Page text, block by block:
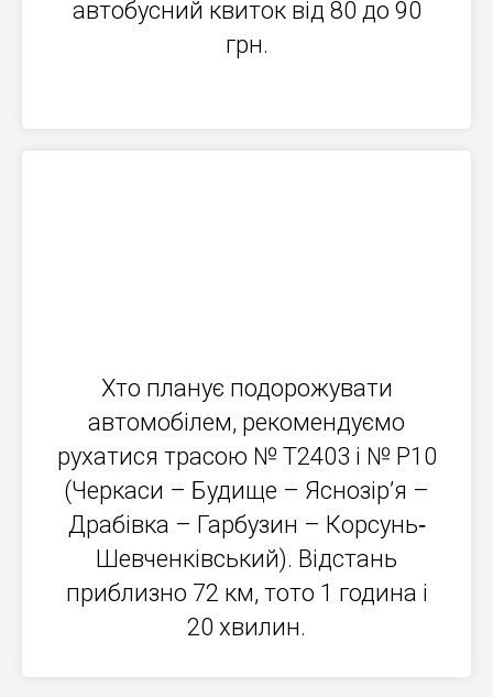
автобусний квиток від 80 до 90
грн.
Хто планує подорожувати
автомобілем, рекомендуємо
рухатися трасою № T2403 і № Р10
(Черкаси – Будище – Яснозір’я –
Драбівка – Гарбузин – Корсунь‐
Шевченківський). Відстань
приблизно 72 км, тото 1 година і
20 хвилин.